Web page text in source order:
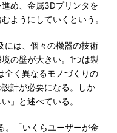
め、金属3Dプリンタを
ようにしていくという。
は、個々の機器の技術
の壁が大きい。1つは製
全く異なるモノづくりの
計が必要になる。しか
」と述べている。
。「いくらユーザーが金